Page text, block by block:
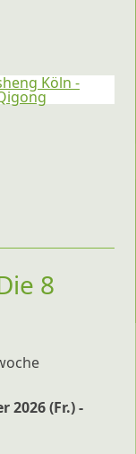
8
2026 (Fr.) -